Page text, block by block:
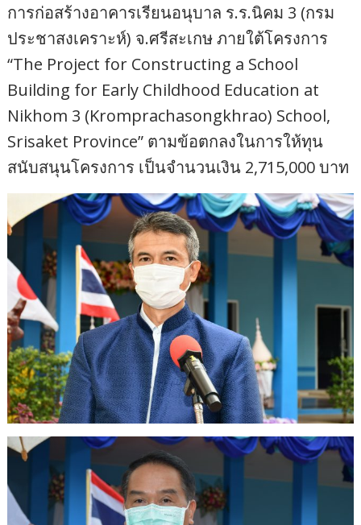
การก่อสร้างอาคารเรียนอนุบาล ร.ร.นิคม 3 (กรม
ประชาสงเคราะห์) จ.ศรีสะเกษ ภายใต้โครงการ
“The Project for Constructing a School
Building for Early Childhood Education at
Nikhom 3 (Kromprachasongkhrao) School,
Srisaket Province” ตามข้อตกลงในการให้ทุน
สนับสนุนโครงการ เป็นจำนวนเงิน 2,715,000 บาท